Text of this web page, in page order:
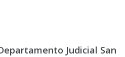
Judicial San